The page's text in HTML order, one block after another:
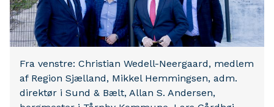
Fra venstre: Christian Wedell-Neergaard, medlem
af Region Sjælland, Mikkel Hemmingsen, adm.
direktør i Sund & Bælt, Allan S. Andersen,